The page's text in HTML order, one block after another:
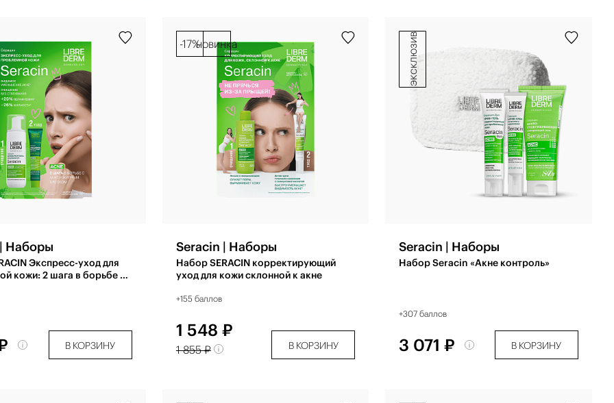
Наборы
Экспресс-уход для
кожи: 2 шага в борьбе с
В КОРЗИНУ
Seracin | Наборы
Набор SERACIN корректирующий
уход для кожи склонной к акне
+155 баллов
1 548 ₽
1 855 ₽ В КОРЗИНУ
-17%новинка
Seracin | Наборы
Набор Seracin «Акне контроль»
+307 баллов
3 071 ₽ В КОРЗИНУ
эксклюзив